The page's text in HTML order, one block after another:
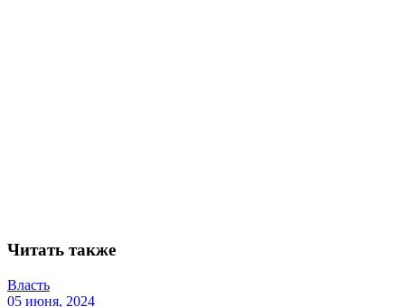
Читать также
Власть
05 июня, 2024